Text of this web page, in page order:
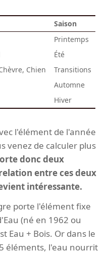
Saison
Printemps
Été
Chien
Transitions
Automne
Hiver
l'élément de l'année
venez de calculer plus
donc deux
entre ces deux
intéressante.
porte l'élément fixe
(né en 1962 ou
Eau + Bois. Or dans le
éléments, l'eau nourrit